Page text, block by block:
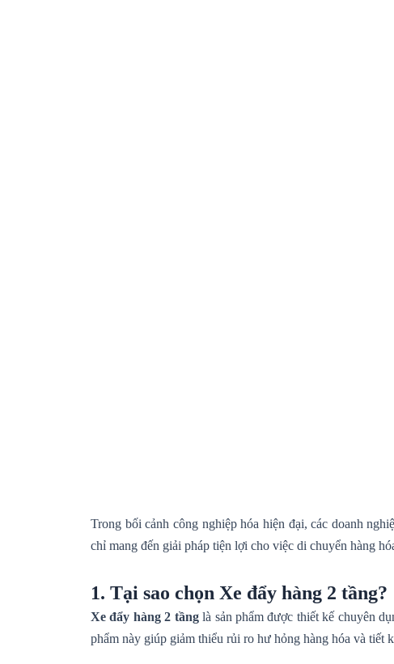
Trong bối cảnh công nghiệp hóa hiện đại, các doanh
chỉ mang đến giải pháp tiện lợi cho việc di chuyển hàng
1. Tại sao chọn Xe đẩy hàng 2 tầng?
Xe đẩy hàng 2 tầnglà sản phẩm được thiết kế chuyên
phẩm này giúp giảm thiểu rủi ro hư hỏng hàng hóa và tiết